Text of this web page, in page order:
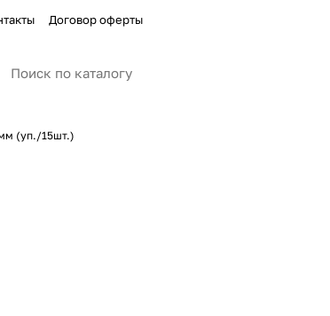
Договор оферты
(уп./15шт.)